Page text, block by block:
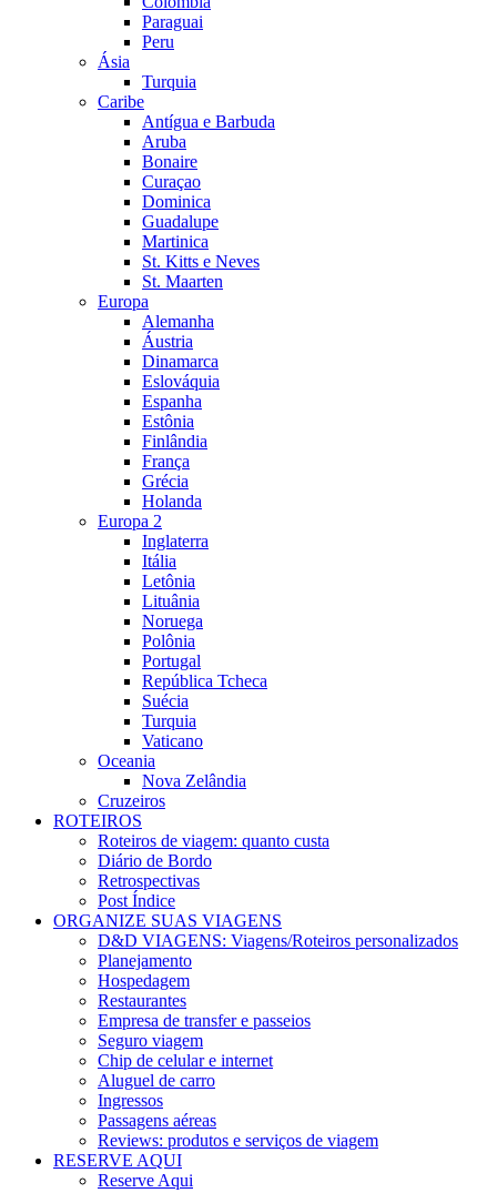
Paraguai
Peru
Ásia
Turquia
Caribe
Antígua e Barbuda
Aruba
Bonaire
Curaçao
Dominica
Guadalupe
Martinica
St. Kitts e Neves
St. Maarten
Europa
Alemanha
Áustria
Dinamarca
Eslováquia
Espanha
Estônia
Finlândia
França
Grécia
Holanda
Europa 2
Inglaterra
Itália
Letônia
Lituânia
Noruega
Polônia
Portugal
República Tcheca
Suécia
Turquia
Vaticano
Oceania
Nova Zelândia
Cruzeiros
ROTEIROS
Roteiros de viagem: quanto custa
Diário de Bordo
Retrospectivas
Post Índice
ORGANIZE SUAS VIAGENS
D&D VIAGENS: Viagens/Roteiros personalizados
Planejamento
Hospedagem
Restaurantes
Empresa de transfer e passeios
Seguro viagem
Chip de celular e internet
Aluguel de carro
Ingressos
Passagens aéreas
Reviews: produtos e serviços de viagem
RESERVE AQUI
Reserve Aqui